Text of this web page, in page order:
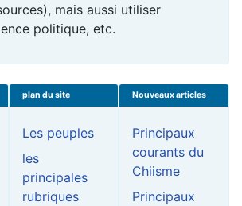
mais aussi utiliser
politique, etc.
plan du site
Les peuples
les
principales
rubriques
Nouveaux articles
Principaux
courants du
Chiisme
Principaux